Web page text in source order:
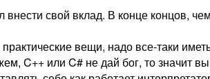
свой вклад. В конце концов,
вещи, надо все-таки
C++ или C# не дай бог, то значит